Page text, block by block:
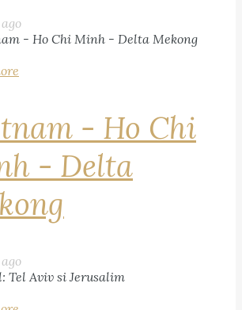
- Ho Chi
- Delta